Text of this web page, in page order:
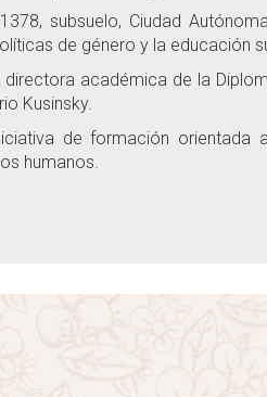
subsuelo, Ciudad
de género y la educación
académica de la
Kusinsky.
de formación orientada
humanos.